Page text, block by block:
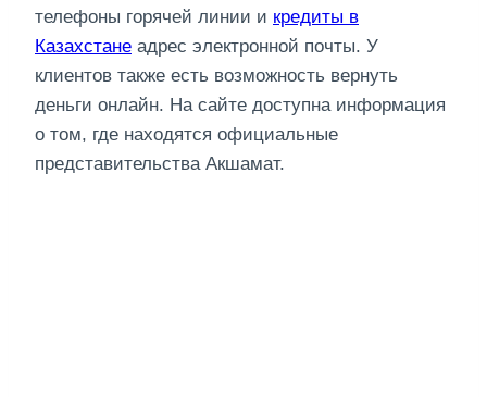
телефоны горячей линии и кредиты в
Казахстане адрес электронной почты. У
клиентов также есть возможность вернуть
деньги онлайн. На сайте доступна информация
о том, где находятся официальные
представительства Акшамат.